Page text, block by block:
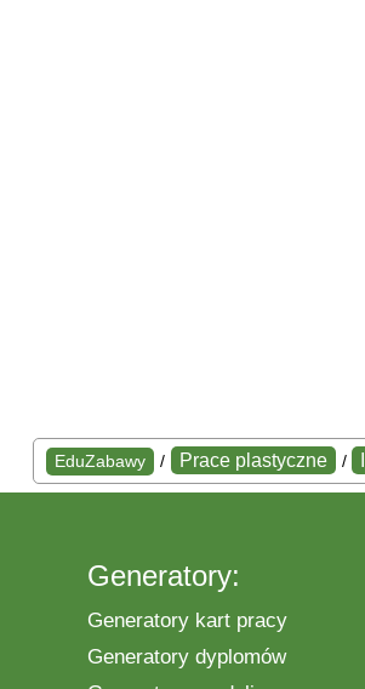
EduZabawy / Prace plastyczne /
Generatory:
Generatory kart pracy
Generatory dyplomów